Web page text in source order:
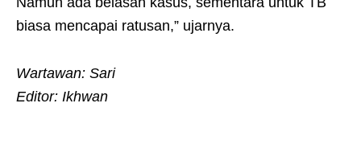
biasa mencapai ratusan,” ujarnya.
Wartawan: Sari
Editor: Ikhwan